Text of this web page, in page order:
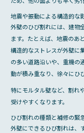
地震や振動による構造的な
外壁のひび割れには、建物
ます。たとえば、地震のあ
構造的なストレスが外壁に
の多い道路沿いや、重機の
動が積み重なり、徐々にひ
特にモルタル壁など、割れ
受けやすくなります。
ひび割れの種類と補修の緊
外壁にできるひび割れは、